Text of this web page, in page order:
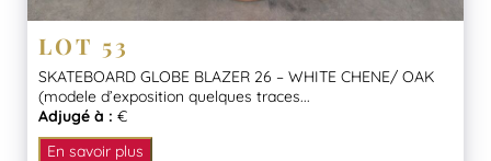
LOT 53
SKATEBOARD GLOBE BLAZER 26 – WHITE CHENE/ OAK
(modele d’exposition quelques traces...
Adjugé à : €
En savoir plus